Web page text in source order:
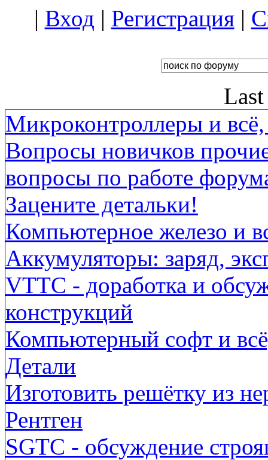
| Вход | Регистрация|
Микроконтроллеры и
Вопросы новичков
вопросы по работе
Зацените детальки!
Компьютерное железо и
Аккумуляторы: заряд,
VTTC - доработка и
конструкций
Компьютерный софт и
Детали
Изготовить решётку из
Рентген
SGTC - обсуждение